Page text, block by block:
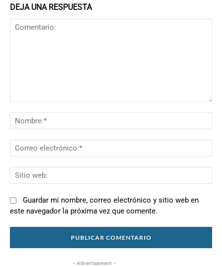
DEJA UNA RESPUESTA
Guardar mi nombre, correo electrónico y sitio web en
este navegador la próxima vez que comente.
- Advertisement -